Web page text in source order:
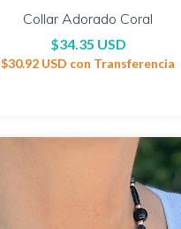
Collar Adorado Coral
$34.35 USD
$30.92 USD con Transferencia